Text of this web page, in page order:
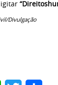
Divulgação